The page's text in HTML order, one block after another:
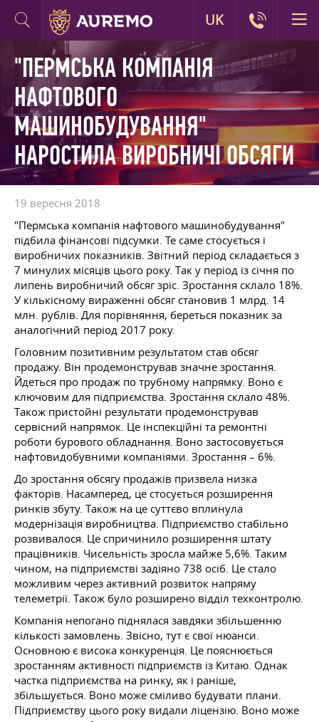
"ПЕРМСЬКА КОМПАНІЯ
НАФТОВОГО
МАШИНОБУДУВАННЯ"
НАРОСТИЛА ВИРОБНИЧІ ОБСЯГИ
19 вересня 2018
"Пермська компанія нафтового машинобудування"
підбила фінансові підсумки. Те саме стосується і
виробничих показників. Звітний період складається з
7 минулих місяців цього року. Так у період із січня по
липень виробничий обсяг зріс. Зростання склало 18%.
У кількісному вираженні обсяг становив 1 млрд. 14
млн. рублів. Для порівняння, береться показник за
аналогічний період 2017 року.
Головним позитивним результатом став обсяг
продажу. Він продемонстрував значне зростання.
Йдеться про продаж по трубному напрямку. Воно є
ключовим для підприємства. Зростання склало 48%.
Також пристойні результати продемонстрував
сервісний напрямок. Це інспекційні та ремонтні
роботи бурового обладнання. Воно застосовується
нафтовидобувними компаніями. Зростання – 6%.
До зростання обсягу продажів призвела низка
факторів. Насамперед, це стосується розширення
ринків збуту. Також на це суттєво вплинула
модернізація виробництва. Підприємство стабільно
розвивалося. Це спричинило розширення штату
працівників. Чисельність зросла майже 5,6%. Таким
чином, на підприємстві задіяно 738 осіб. Це стало
можливим через активний розвиток напряму
телеметрії. Також було розширено відділ техконтролю.
Компанія непогано піднялася завдяки збільшенню
кількості замовлень. Звісно, тут є свої нюанси.
Основною є висока конкуренція. Це пояснюється
зростанням активності підприємств із Китаю. Однак
частка підприємства на ринку, як і раніше,
збільшується. Воно може сміливо будувати плани.
Підприємству цього року видали ліцензію. Воно може
UK